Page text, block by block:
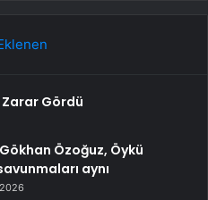
Zarar Gördü
Özoğuz, Öykü
aynı